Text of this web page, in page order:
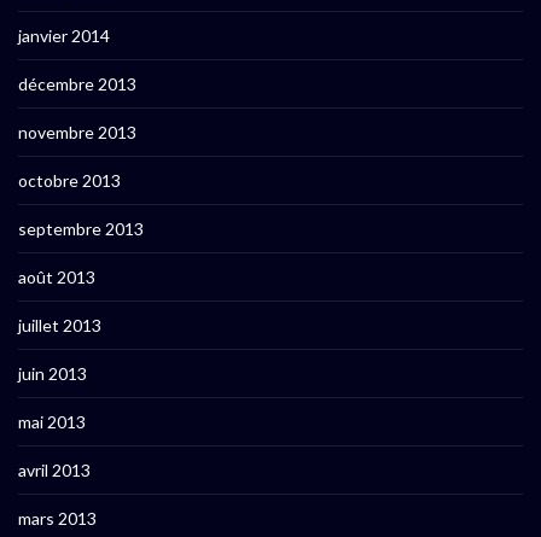
janvier 2014
décembre 2013
novembre 2013
octobre 2013
septembre 2013
août 2013
juillet 2013
juin 2013
mai 2013
avril 2013
mars 2013